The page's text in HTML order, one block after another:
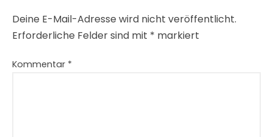
Deine E-Mail-Adresse wird nicht veröffentlicht.
Erforderliche Felder sind mit * markiert
Kommentar *